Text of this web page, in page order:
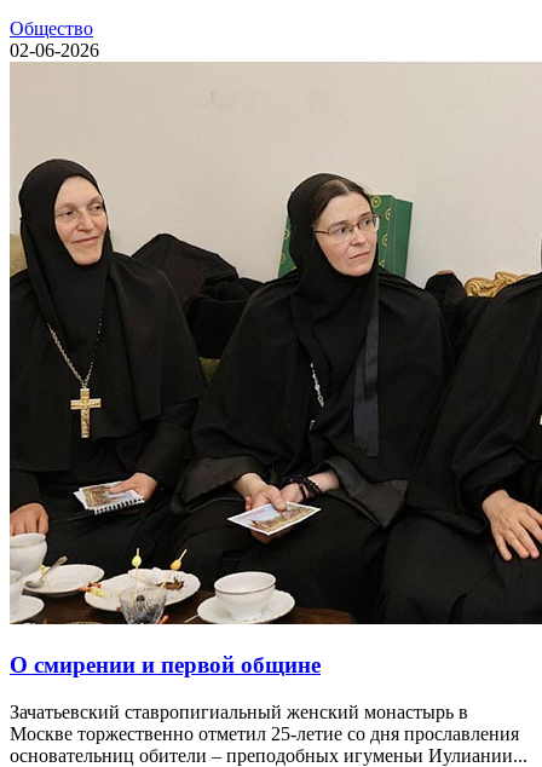
Общество
02-06-2026
О смирении и первой общине
Зачатьевский ставропигиальный женский монастырь в
Москве торжественно отметил 25-летие со дня прославления
основательниц обители – преподобных игуменьи Иулиании...